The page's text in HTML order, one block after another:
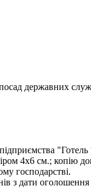
державних
4х6 см.; копію
господарстві.
з дати